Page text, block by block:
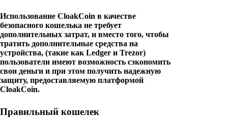
Использование CloakCoin в качестве
безопасного кошелька не требует
дополнительных затрат, и вместо того, чтобы
тратить дополнительные средства на
устройства, (такие как Ledger и Trezor)
пользователи имеют возможность сэкономить
свои деньги и при этом получить надежную
защиту, предоставляемую платформой
CloakCoin.
Правильный кошелек